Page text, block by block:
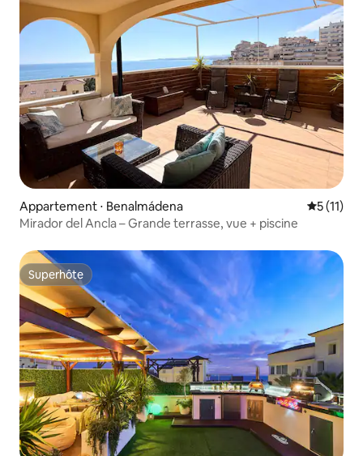
Appartement ⋅ Benalmádena
5 (11)
Mirador del Ancla – Grande terrasse, vue + piscine
Superhôte
Superhôte